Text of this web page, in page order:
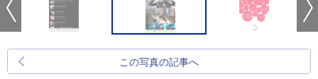
この写真の記事へ